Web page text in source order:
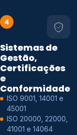
4
Sistemas de
Gestão,
Certificações
e
Conformidade
ISO 9001, 14001 e
45001
ISO 20000, 22000,
41001 e 14064